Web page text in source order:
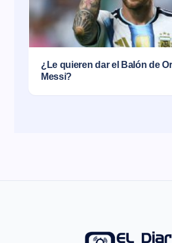
¿Le quieren dar el Balón de
Messi?